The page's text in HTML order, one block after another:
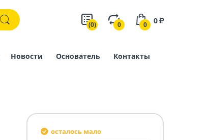
(0) 0 0 0
Новости Основатель Контакты
осталось мало